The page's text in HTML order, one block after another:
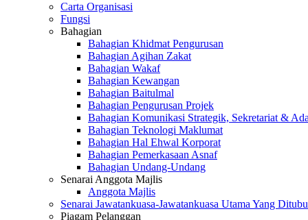
Carta Organisasi
Fungsi
Bahagian
Bahagian Khidmat Pengurusan
Bahagian Agihan Zakat
Bahagian Wakaf
Bahagian Kewangan
Bahagian Baitulmal
Bahagian Pengurusan Projek
Bahagian Komunikasi Strategik, Sekretariat &
Bahagian Teknologi Maklumat
Bahagian Hal Ehwal Korporat
Bahagian Pemerkasaan Asnaf
Bahagian Undang-Undang
Senarai Anggota Majlis
Anggota Majlis
Senarai Jawatankuasa-Jawatankuasa Utama Yang
Piagam Pelanggan